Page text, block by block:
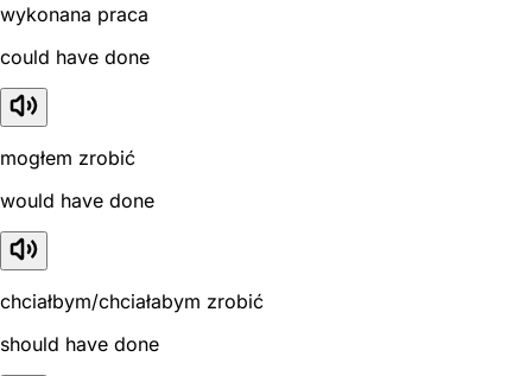
wykonana praca
could have done
mogłem zrobić
would have done
chciałbym/chciałabym zrobić
should have done